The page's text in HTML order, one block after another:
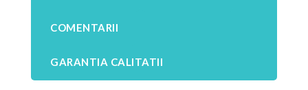
COMENTARII
GARANTIA CALITATII